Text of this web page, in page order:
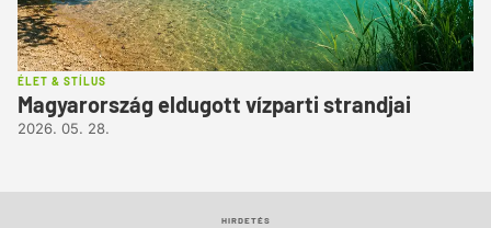
ÉLET & STÍLUS
Magyarország eldugott vízparti strandjai
2026. 05. 28.
HIRDETÉS